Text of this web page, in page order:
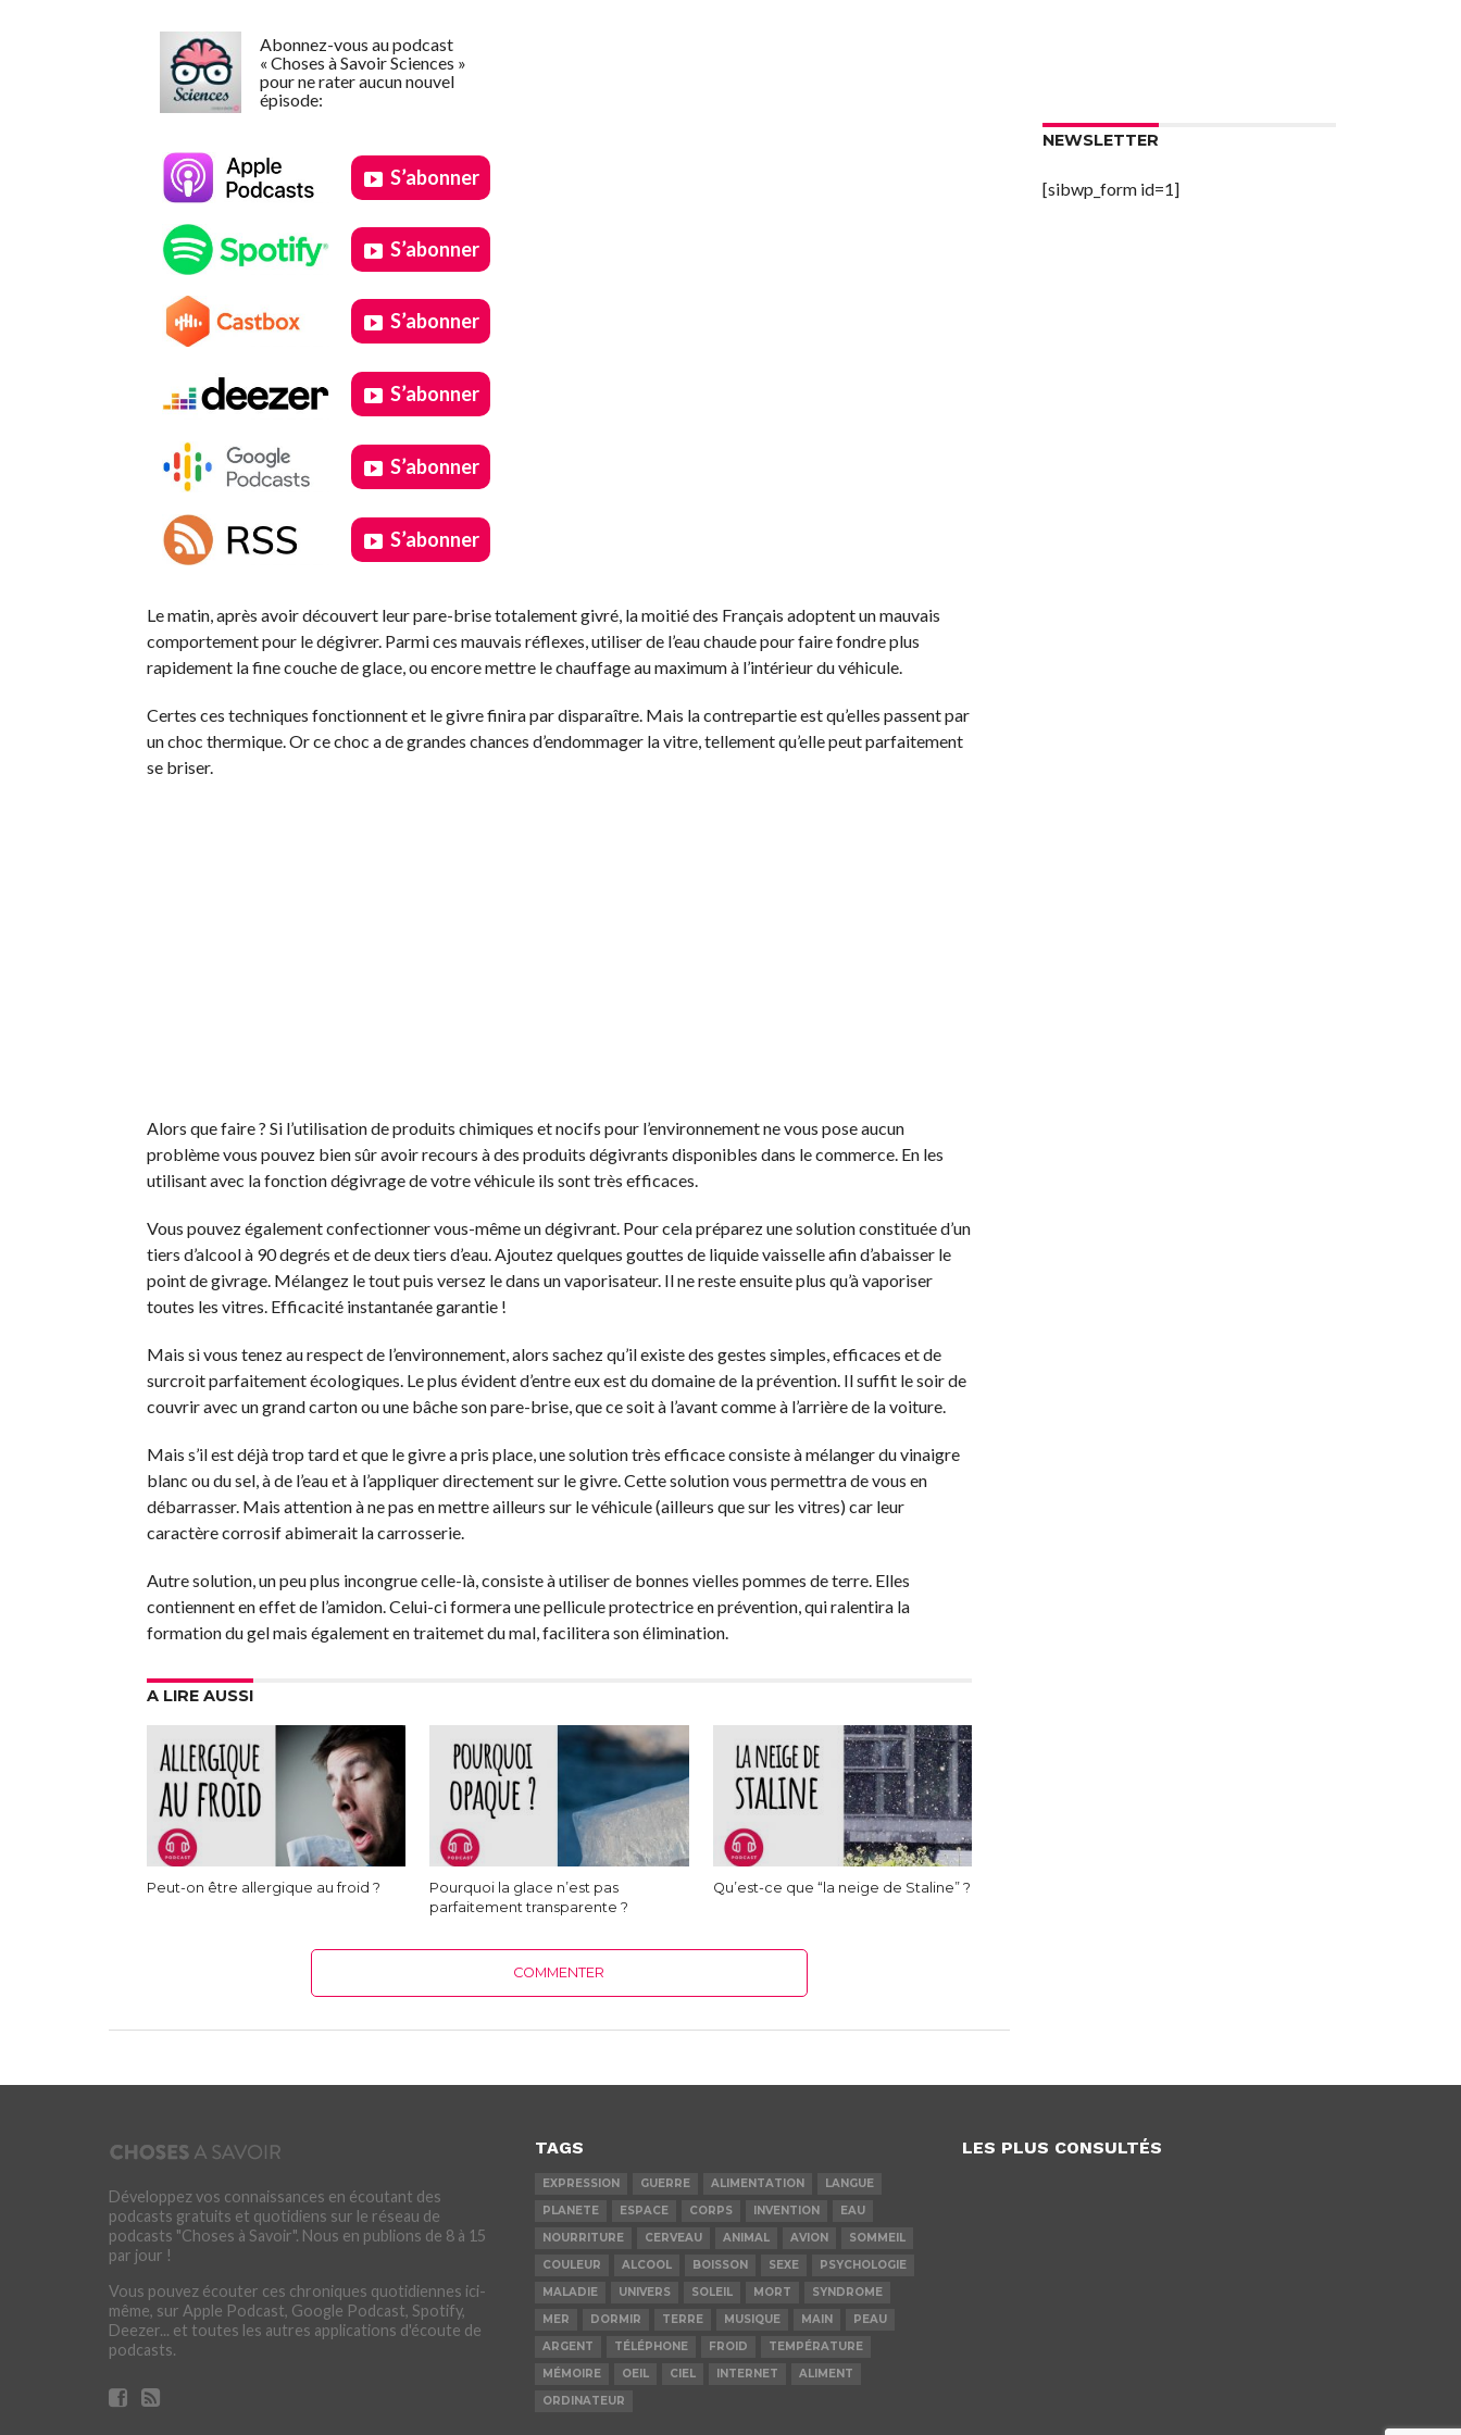
Abonnez-vous au podcast
« Choses à Savoir Sciences »
pour ne rater aucun nouvel
épisode:
S’abonner
S’abonner
S’abonner
S’abonner
S’abonner
S’abonner
Le matin, après avoir découvert leur pare-brise totalement givré, la moitié des Français adoptent un mauvais
comportement pour le dégivrer. Parmi ces mauvais réflexes, utiliser de l’eau chaude pour faire fondre plus
rapidement la fine couche de glace, ou encore mettre le chauffage au maximum à l’intérieur du véhicule.
Certes ces techniques fonctionnent et le givre finira par disparaître. Mais la contrepartie est qu’elles passent par
un choc thermique. Or ce choc a de grandes chances d’endommager la vitre, tellement qu’elle peut parfaitement
se briser.
Alors que faire ? Si l’utilisation de produits chimiques et nocifs pour l’environnement ne vous pose aucun
problème vous pouvez bien sûr avoir recours à des produits dégivrants disponibles dans le commerce. En les
utilisant avec la fonction dégivrage de votre véhicule ils sont très efficaces.
Vous pouvez également confectionner vous-même un dégivrant. Pour cela préparez une solution constituée d’un
tiers d’alcool à 90 degrés et de deux tiers d’eau. Ajoutez quelques gouttes de liquide vaisselle afin d’abaisser le
point de givrage. Mélangez le tout puis versez le dans un vaporisateur. Il ne reste ensuite plus qu’à vaporiser
toutes les vitres. Efficacité instantanée garantie !
Mais si vous tenez au respect de l’environnement, alors sachez qu’il existe des gestes simples, efficaces et de
surcroit parfaitement écologiques. Le plus évident d’entre eux est du domaine de la prévention. Il suffit le soir de
couvrir avec un grand carton ou une bâche son pare-brise, que ce soit à l’avant comme à l’arrière de la voiture.
Mais s’il est déjà trop tard et que le givre a pris place, une solution très efficace consiste à mélanger du vinaigre
blanc ou du sel, à de l’eau et à l’appliquer directement sur le givre. Cette solution vous permettra de vous en
débarrasser. Mais attention à ne pas en mettre ailleurs sur le véhicule (ailleurs que sur les vitres) car leur
caractère corrosif abimerait la carrosserie.
Autre solution, un peu plus incongrue celle-là, consiste à utiliser de bonnes vielles pommes de terre. Elles
contiennent en effet de l’amidon. Celui-ci formera une pellicule protectrice en prévention, qui ralentira la
formation du gel mais également en traitemet du mal, facilitera son élimination.
A LIRE AUSSI
Peut-on être allergique au froid ?
Pourquoi la glace n’est pas
parfaitement transparente ?
Qu’est-ce que “la neige de Staline” ?
COMMENTER
NEWSLETTER
[sibwp_form id=1]
Développez vos connaissances en écoutant des
podcasts gratuits et quotidiens sur le réseau de
podcasts "Choses à Savoir". Nous en publions de 8 à 15
par jour !
Vous pouvez écouter ces chroniques quotidiennes ici-
même, sur Apple Podcast, Google Podcast, Spotify,
Deezer... et toutes les autres applications d'écoute de
podcasts.
TAGS
EXPRESSION GUERRE ALIMENTATION
LANGUE
PLANETE
ESPACE CORPS INVENTION
EAU
NOURRITURE
CERVEAU ANIMAL AVION
SOMMEIL
COULEUR
ALCOOL BOISSON SEXE
PSYCHOLOGIE
MALADIE
UNIVERS SOLEIL MORT
SYNDROME
MER
DORMIR TERRE MUSIQUE MAIN
PEAU
ARGENT
TÉLÉPHONE FROID
TEMPÉRATURE
MÉMOIRE
OEIL CIEL INTERNET
ALIMENT
ORDINATEUR
LES PLUS CONSULTÉS